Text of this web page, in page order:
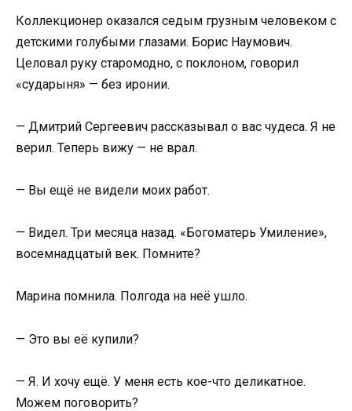
Коллекционер оказался седым грузным человеком с
детскими голубыми глазами. Борис Наумович.
Целовал руку старомодно, с поклоном, говорил
«сударыня» — без иронии.
— Дмитрий Сергеевич рассказывал о вас чудеса. Я не
верил. Теперь вижу — не врал.
— Вы ещё не видели моих работ.
— Видел. Три месяца назад. «Богоматерь Умиление»,
восемнадцатый век. Помните?
Марина помнила. Полгода на неё ушло.
— Это вы её купили?
— Я. И хочу ещё. У меня есть кое-что деликатное.
Можем поговорить?